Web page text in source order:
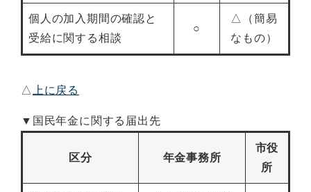
個人の加入期間の確認と
受給に関する相談
○
△（簡易
なもの）
△上に戻る
▼国民年金に関する届出先
区分 年金事務所
市役
所